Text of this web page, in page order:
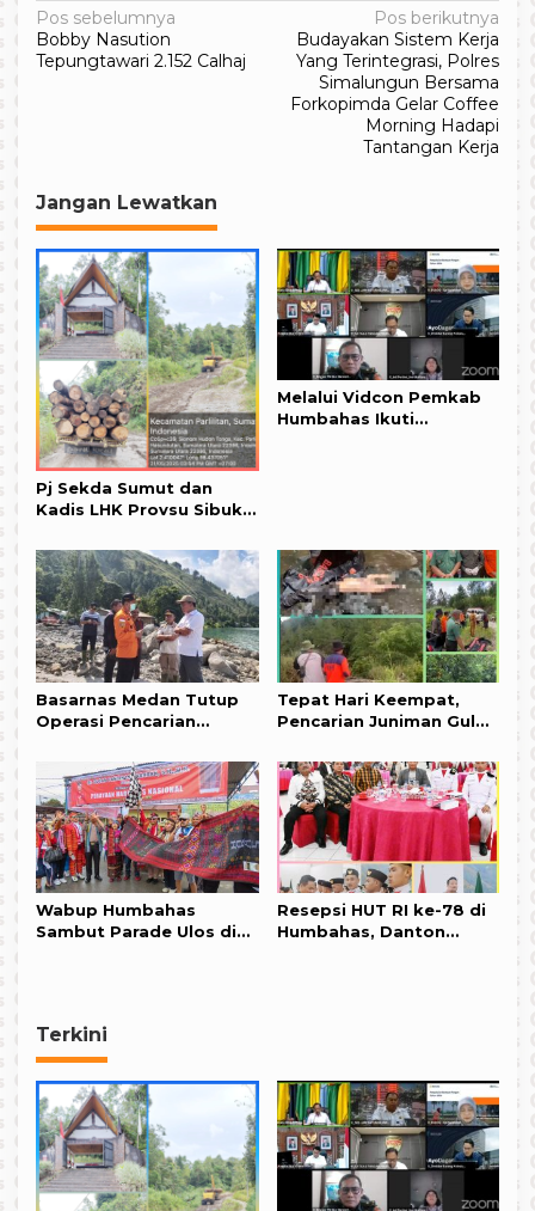
Navigasi
pos
Pos sebelumnya
Bobby Nasution
Tepungtawari 2.152 Calhaj
Pos berikutnya
Budayakan Sistem Kerja
Yang Terintegrasi, Polres
Simalungun Bersama
Forkopimda Gelar Coffee
Morning Hadapi
Tantangan Kerja
Jangan Lewatkan
Pj Sekda Sumut dan
Kadis LHK Provsu Sibuk
Danau Toba, Di Area
Makam Pahlawan Sisinga
Mangaraja XII di
Humbahas Asik Nebang
Pohon
Melalui Vidcon Pemkab
Humbahas Ikuti
Basarnas Medan Tutup
Operasi Pencarian
Simangulampe
Humbahas
Tepat Hari Keempat,
Pencarian Juniman Gulo
Wabup Humbahas
Sambut Parade Ulos di
Resepsi HUT RI ke-78 di
Humbahas, Danton
Terkini